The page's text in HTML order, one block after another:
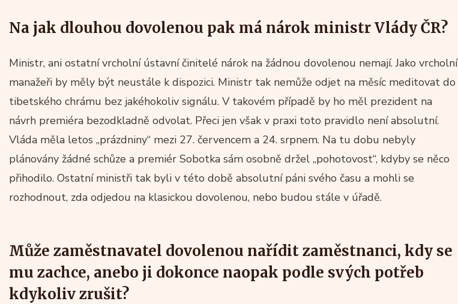
Na jak dlouhou dovolenou pak má nárok ministr Vlády ČR?
Ministr, ani ostatní vrcholní ústavní činitelé nárok na žádnou dovolenou nemají. Jako vrcholní
manažeři by měly být neustále k dispozici. Ministr tak nemůže odjet na měsíc meditovat do
tibetského chrámu bez jakéhokoliv signálu. V takovém případě by ho měl prezident na
návrh premiéra bezodkladně odvolat. Přeci jen však v praxi toto pravidlo není absolutní.
Vláda měla letos „prázdniny“ mezi 27. červencem a 24. srpnem. Na tu dobu nebyly
plánovány žádné schůze a premiér Sobotka sám osobně držel „pohotovost“, kdyby se něco
přihodilo. Ostatní ministři tak byli v této době absolutní páni svého času a mohli se
rozhodnout, zda odjedou na klasickou dovolenou, nebo budou stále v úřadě.
Může zaměstnavatel dovolenou nařídit zaměstnanci, kdy se
mu zachce, anebo ji dokonce naopak podle svých potřeb
kdykoliv zrušit?